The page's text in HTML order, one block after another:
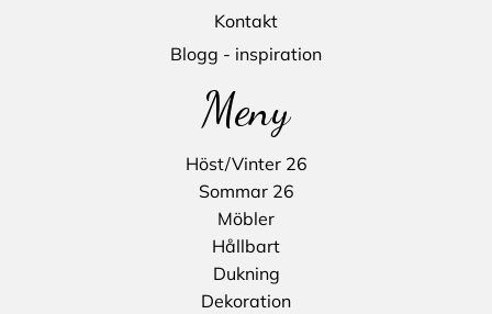
Kontakt
Blogg - inspiration
Meny
Höst/Vinter 26
Sommar 26
Möbler
Hållbart
Dukning
Dekoration